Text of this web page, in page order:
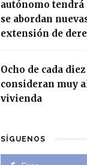
autónomo tendrá
se abordan
extensión de
Ocho de cada
consideran muy
vivienda
SÍGUENOS